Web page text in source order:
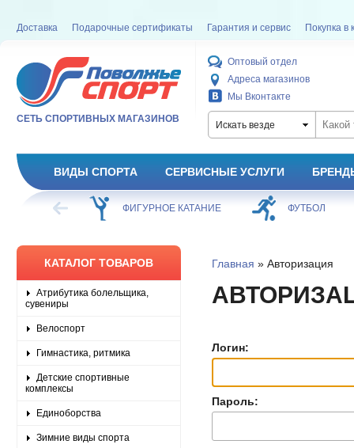
Доставка Подарочные сертификаты Гарантия и сервис Покупка в
СЕТЬ СПОРТИВНЫХ МАГАЗИНОВ
Оптовый отдел
Адреса магазинов
Мы Вконтакте
Искать везде
ВИДЫ СПОРТА СЕРВИСНЫЕ УСЛУГИ
ХОККЕЙ ФИГУРНОЕ КАТАНИЕ ФУТБОЛ
КАТАЛОГ ТОВАРОВ
Атрибутика болельщика,
сувениры
Велоспорт
Гимнастика, ритмика
Детские спортивные
комплексы
Единоборства
Зимние виды спорта
Главная » Авторизация
Логин:
Пароль: